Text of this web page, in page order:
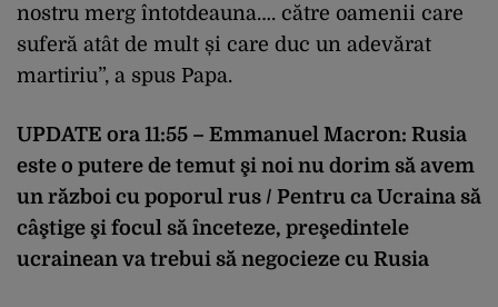
nostru merg întotdeauna…. către oamenii care
suferă atât de mult și care duc un adevărat
martiriu”, a spus Papa.
UPDATE ora 11:55 – Emmanuel Macron: Rusia
este o putere de temut şi noi nu dorim să avem
un război cu poporul rus / Pentru ca Ucraina să
câştige şi focul să înceteze, preşedintele
ucrainean va trebui să negocieze cu Rusia